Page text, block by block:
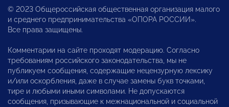
© 2023 Общероссийская общественная организация малого
и среднего предпринимательства «ОПОРА РОССИИ».
Все права защищены.
Комментарии на сайте проходят модерацию. Согласно
требованиям российского законодательства, мы не
публикуем сообщения, содержащие нецензурную лексику
и/или оскорбления, даже в случае замены букв точками,
тире и любыми иными символами. Не допускаются
сообщения, призывающие к межнациональной и социальной